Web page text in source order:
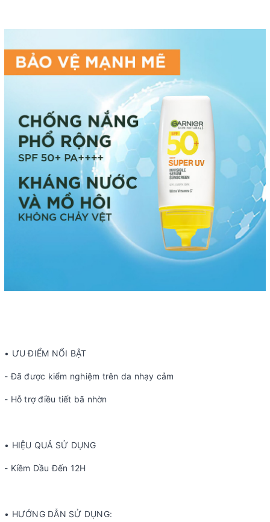
• ƯU ĐIỂM NỔI BẬT
- Đã được kiểm nghiệm trên da nhạy cảm
- Hỗ trợ điều tiết bã nhờn
• HIỆU QUẢ SỬ DỤNG
- Kiềm Dầu Đến 12H
• HƯỚNG DẪN SỬ DỤNG: